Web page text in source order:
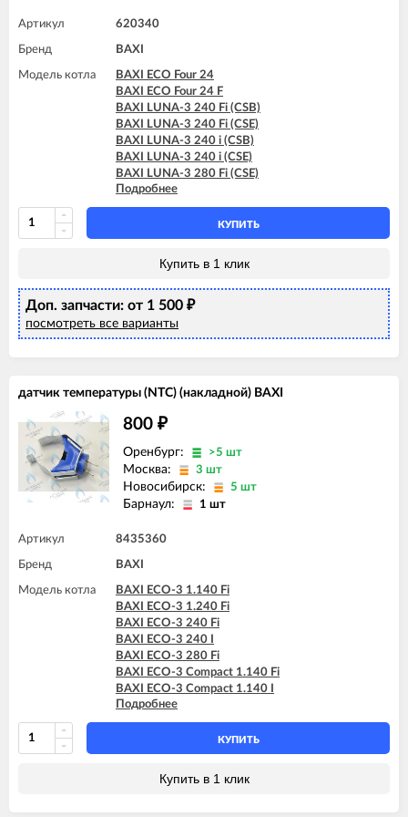
BAXI LUNA-3 COMFORT 240 i (CSE)
BAXI LUNA-3 COMFORT 310 Fi (CSE)
BAXI LUNA-3 COMFORT 310 Fi (CSZ)
Артикул 620340
Бренд BAXI
Модель котла
BAXI ECO Four 24
BAXI ECO Four 24 F
BAXI LUNA-3 240 Fi (CSB)
BAXI LUNA-3 240 Fi (CSE)
BAXI LUNA-3 240 i (CSB)
BAXI LUNA-3 240 i (CSE)
BAXI LUNA-3 280 Fi (CSE)
BAXI LUNA-3 310 Fi (CSB)
BAXI LUNA-3 310 Fi (CSE)
BAXI LUNA-3 COMFORT 240 Fi (CSE)
BAXI LUNA-3 COMFORT 240 Fi (CSZ)
BAXI LUNA-3 COMFORT 240 i (CSZ)
BAXI LUNA-3 COMFORT 310 Fi (CSE)
BAXI LUNA-3 COMFORT 310 Fi (CSZ)
Подробнее
КУПИТЬ
Купить в 1 клик
Доп. запчасти: от 1 500 ₽
посмотреть все варианты
датчик температуры (NTC) (накладной) BAXI
800 ₽
Оренбург: >5 шт
Москва: 3 шт
Новосибирск: 5 шт
Барнаул: 1 шт
Артикул 8435360
Бренд BAXI
Модель котла
BAXI ECO-3 1.140 Fi
BAXI ECO-3 1.240 Fi
BAXI ECO-3 240 Fi
BAXI ECO-3 240 I
BAXI ECO-3 280 Fi
BAXI ECO-3 Compact 1.140 Fi
BAXI ECO-3 Compact 1.140 I
BAXI ECO-3 Compact 1.240 Fi
BAXI ECO-3 Compact 1.240 I
BAXI ECO-3 Compact 240 Fi
BAXI ECO-3 Compact 240 I
BAXI LUNA-3 1.310 Fi (CSE)
Подробнее
КУПИТЬ
Купить в 1 клик